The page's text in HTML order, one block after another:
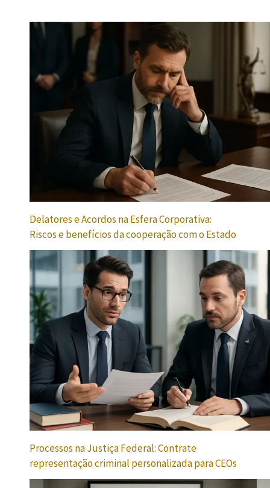
Delatores e Acordos na Esfera Corporativa:
Riscos e benefícios da cooperação com o Estado
Processos na Justiça Federal: Contrate
representação criminal personalizada para CEOs